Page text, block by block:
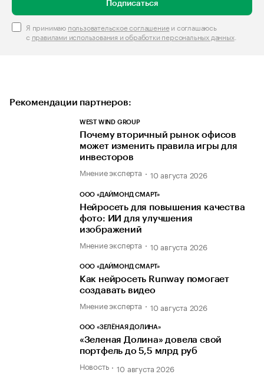
Подписаться
Я принимаю пользовательское соглашениеи соглашаюсь
с правилами использования и обработки персональных данных.
Рекомендации партнеров:
WEST WIND GROUP
Почему вторичный рынок офисов
может изменить правила игры для
инвесторов
Мнение эксперта 10 августа 2026
ООО «ДАЙМОНД СМАРТ»
Нейросеть для повышения качества
фото: ИИ для улучшения
изображений
Мнение эксперта 10 августа 2026
ООО «ДАЙМОНД СМАРТ»
Как нейросеть Runway помогает
создавать видео
Мнение эксперта 10 августа 2026
ООО «ЗЕЛЁНАЯ ДОЛИНА»
«Зеленая Долина» довела свой
портфель до 5,5 млрд руб
Новость 10 августа 2026